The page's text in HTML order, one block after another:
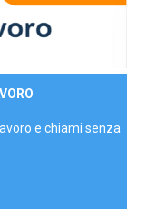
e chiami senza